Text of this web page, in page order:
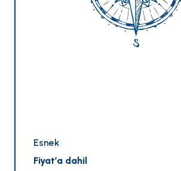
Esnek
Fiyat’a dahil